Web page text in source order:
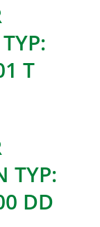
T
TYP:
DD